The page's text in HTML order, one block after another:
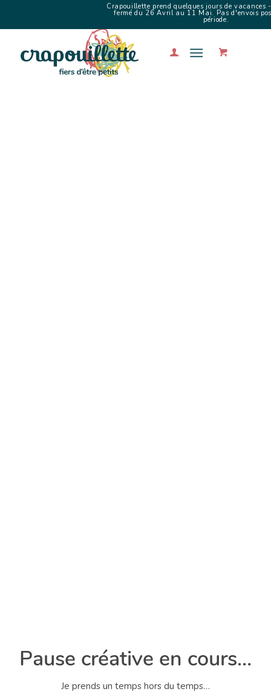
Crapouillette prend quelques jours de vacances
fermé du 26 Avril au 11 Mai. Pas d'envois
période.
Pause créative en cours…
Je prends un temps hors du temps…